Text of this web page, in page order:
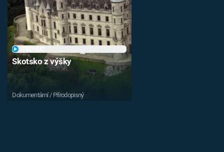
Skotsko z výšky
Dokumentární / Přírodopisný